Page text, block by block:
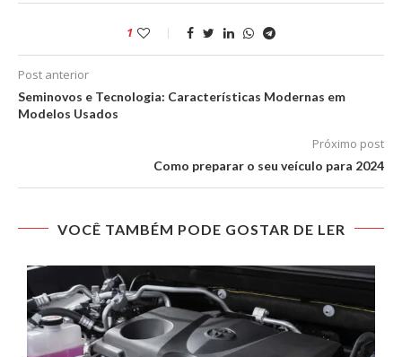
1
Post anterior
Seminovos e Tecnologia: Características Modernas em
Modelos Usados
Próximo post
Como preparar o seu veículo para 2024
VOCÊ TAMBÉM PODE GOSTAR DE LER